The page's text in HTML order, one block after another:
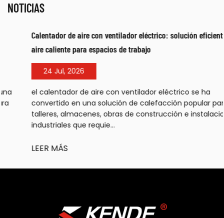
NOTICIAS
Calentador de aire con ventilador eléctrico: solución eficiente de
aire caliente para espacios de trabajo
24 Jul, 2026
el calentador de aire con ventilador eléctrico se ha
convertido en una solución de calefacción popular para
talleres, almacenes, obras de construcción e instalaciones
industriales que requie...
LEER MÁS